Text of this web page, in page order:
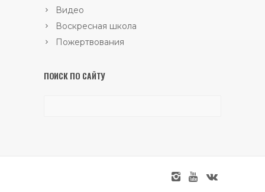
Видео
Воскресная школа
Пожертвования
ПОИСК ПО САЙТУ